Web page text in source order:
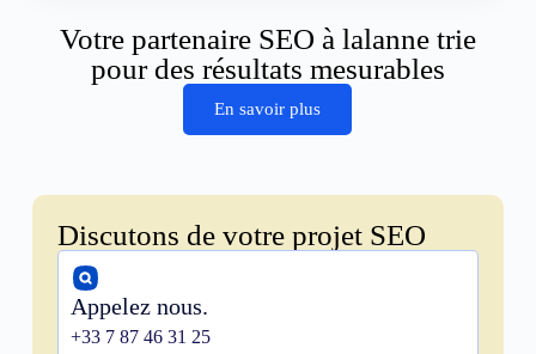
Votre partenaire SEO à lalanne trie
pour des résultats mesurables
En savoir plus
Discutons de votre projet SEO
Appelez nous.
+33 7 87 46 31 25